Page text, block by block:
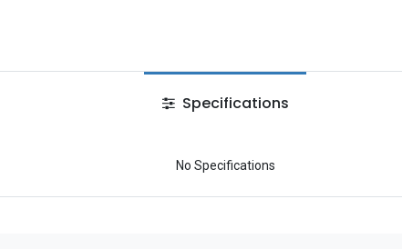
Specifications
No Specifications